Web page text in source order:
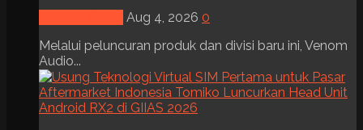
Aug 4, 2026 0
Melalui peluncuran produk dan divisi baru ini, Venom
Audio...